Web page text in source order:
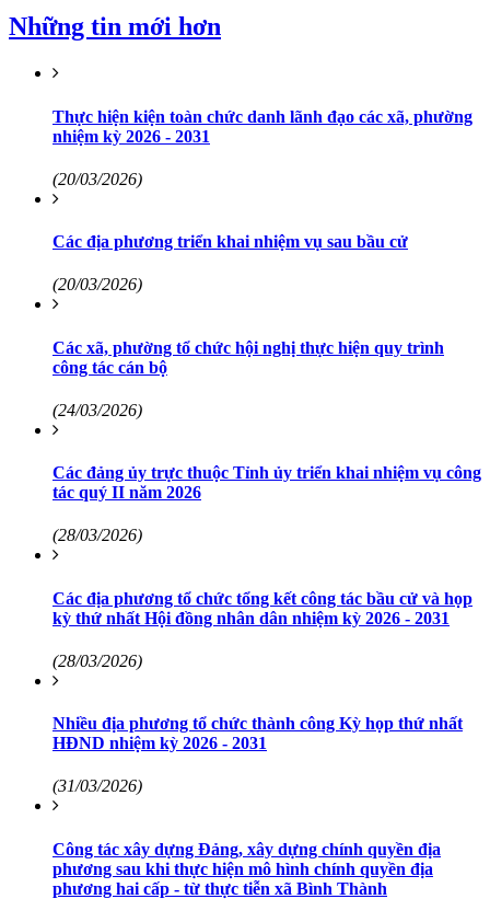
Những tin mới hơn
Thực hiện kiện toàn chức danh lãnh đạo các xã, phường
nhiệm kỳ 2026 - 2031
(20/03/2026)
Các địa phương triển khai nhiệm vụ sau bầu cử
(20/03/2026)
Các xã, phường tổ chức hội nghị thực hiện quy trình
công tác cán bộ
(24/03/2026)
Các đảng ủy trực thuộc Tỉnh ủy triển khai nhiệm vụ công
tác quý II năm 2026
(28/03/2026)
Các địa phương tổ chức tổng kết công tác bầu cử và họp
kỳ thứ nhất Hội đồng nhân dân nhiệm kỳ 2026 - 2031
(28/03/2026)
Nhiều địa phương tổ chức thành công Kỳ họp thứ nhất
HĐND nhiệm kỳ 2026 - 2031
(31/03/2026)
Công tác xây dựng Đảng, xây dựng chính quyền địa
phương sau khi thực hiện mô hình chính quyền địa
phương hai cấp - từ thực tiễn xã Bình Thành